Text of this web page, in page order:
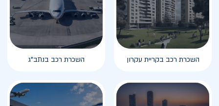
השכרת רכב בקריית עקרון השכרת רכב בנתב"ג